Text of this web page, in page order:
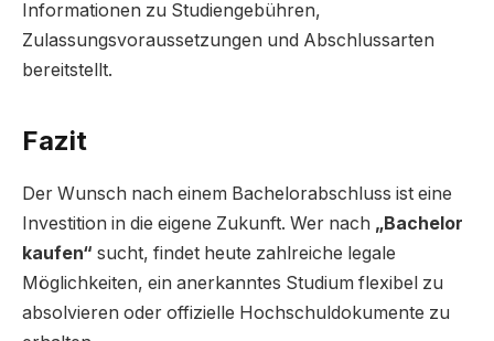
Informationen zu Studiengebühren,
Zulassungsvoraussetzungen und Abschlussarten
bereitstellt.
Fazit
Der Wunsch nach einem Bachelorabschluss ist eine
Investition in die eigene Zukunft. Wer nach „Bachelor
kaufen“ sucht, findet heute zahlreiche legale
Möglichkeiten, ein anerkanntes Studium flexibel zu
absolvieren oder offizielle Hochschuldokumente zu